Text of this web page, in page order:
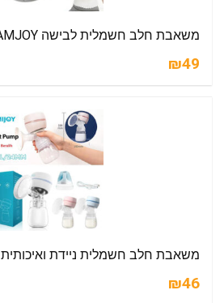
משאבת חלב חשמלית לבישה MAMJOY
₪49
משאבת חלב חשמלית ניידת ואיכותית
₪46